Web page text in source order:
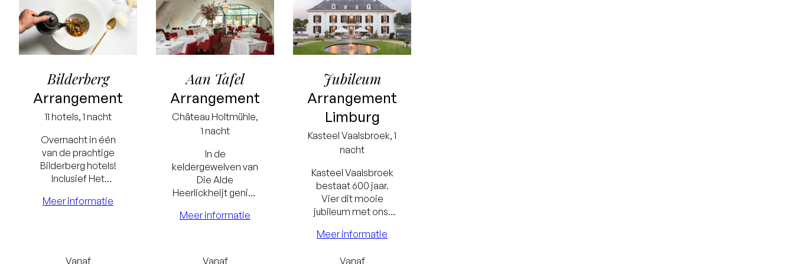
Bilderberg
Arrangement
11 hotels, 1 nacht
Overnacht in één
van de prachtige
Bilderberg hotels!
Inclusief Het
en een culinair diner.
Meer informatie
Vanaf
Laagste
Aan Tafel
Arrangement
Château Holtmühle,
1 nacht
In de
keldergewelven van
Die Alde
Heerlickheijt geniet
gangendiner
comfortabele
Meer informatie
Vanaf
Jubileum
Arrangement
Limburg
Kasteel Vaalsbroek, 1
nacht
Kasteel Vaalsbroek
bestaat 600 jaar.
Vier dit mooie
jubileum met ons,
overnachting,
Meer informatie
Vanaf